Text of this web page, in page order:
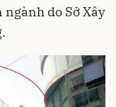
do Sở Xây